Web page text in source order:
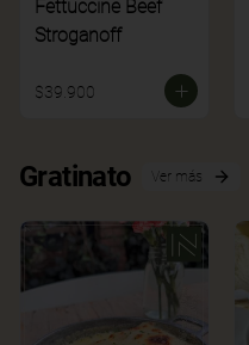
Fettuccine Beef
Stroganoff
$39.900
Gratinato Ver más